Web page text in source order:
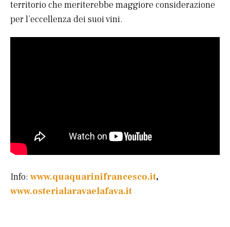
territorio che meriterebbe maggiore considerazione
per l’eccellenza dei suoi vini.
Info: www.quaquarinifrancesco.it,
www.osterialaravaelafava.it